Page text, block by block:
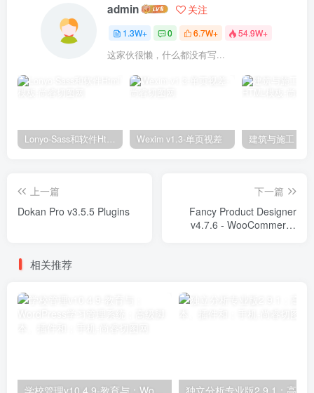
admin 关注
1.3W+ 0 6.7W+ 54.9W+
这家伙很懒，什么都没有写...
Lonyo-Sass和软件Html模板 Wexim v1.3-单页视差
上一篇
Dokan Pro v3.5.5 Plugins
下一篇
Fancy Product Designer
v4.7.6 - WooCommerce
相关推荐